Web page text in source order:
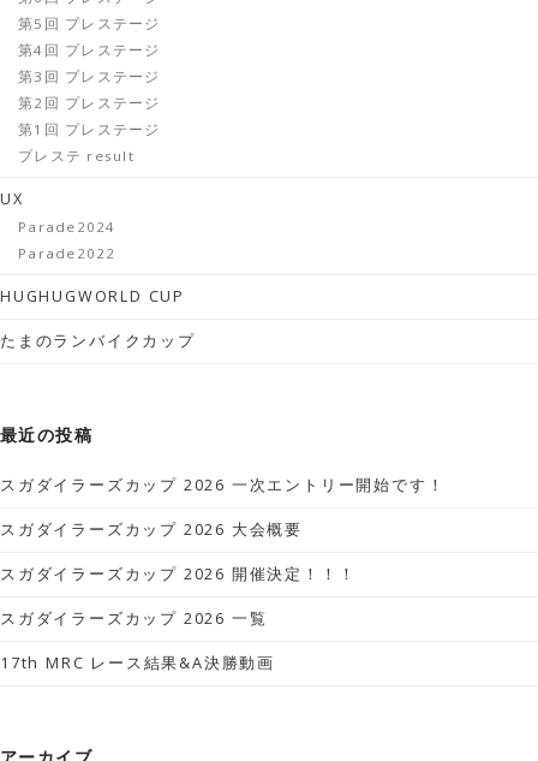
第5回 プレステージ
第4回 プレステージ
第3回 プレステージ
第2回 プレステージ
第1回 プレステージ
プレステ result
UX
Parade2024
Parade2022
HUGHUGWORLD CUP
たまのランバイクカップ
最近の投稿
スガダイラーズカップ 2026 一次エントリー開始です！
スガダイラーズカップ 2026 大会概要
スガダイラーズカップ 2026 開催決定！！！
スガダイラーズカップ 2026 一覧
17th MRC レース結果&A決勝動画